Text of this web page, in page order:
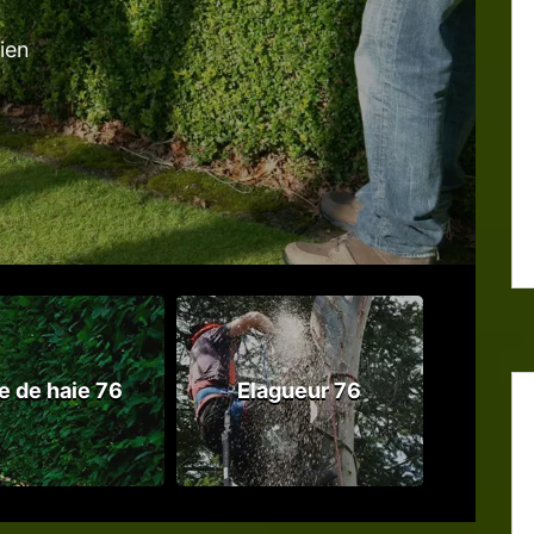
de haie 76 Elagueur 76